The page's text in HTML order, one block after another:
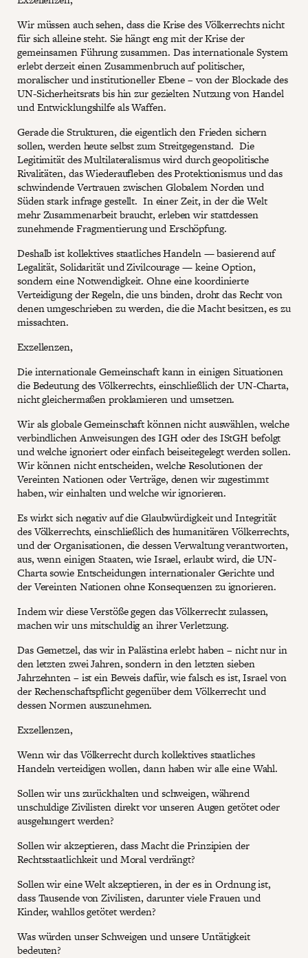
Wir müssen auch sehen, dass die Krise des Völkerrechts nicht
für sich alleine steht. Sie hängt eng mit der Krise der
gemeinsamen Führung zusammen. Das internationale System
erlebt derzeit einen Zusammenbruch auf politischer,
moralischer und institutioneller Ebene – von der Blockade des
UN-Sicherheitsrats bis hin zur gezielten Nutzung von Handel
und Entwicklungshilfe als Waffen.
Gerade die Strukturen, die eigentlich den Frieden sichern
sollen, werden heute selbst zum Streitgegenstand. Die
Legitimität des Multilateralismus wird durch geopolitische
Rivalitäten, das Wiederaufleben des Protektionismus und das
schwindende Vertrauen zwischen Globalem Norden und
Süden stark infrage gestellt. In einer Zeit, in der die Welt
mehr Zusammenarbeit braucht, erleben wir stattdessen
zunehmende Fragmentierung und Erschöpfung.
Deshalb ist kollektives staatliches Handeln — basierend auf
Legalität, Solidarität und Zivilcourage — keine Option,
sondern eine Notwendigkeit. Ohne eine koordinierte
Verteidigung der Regeln, die uns binden, droht das Recht von
denen umgeschrieben zu werden, die die Macht besitzen, es zu
missachten.
Exzellenzen,
Die internationale Gemeinschaft kann in einigen Situationen
die Bedeutung des Völkerrechts, einschließlich der UN-Charta,
nicht gleichermaßen proklamieren und umsetzen.
Wir als globale Gemeinschaft können nicht auswählen, welche
verbindlichen Anweisungen des IGH oder des IStGH befolgt
und welche ignoriert oder einfach beiseitegelegt werden sollen.
Wir können nicht entscheiden, welche Resolutionen der
Vereinten Nationen oder Verträge, denen wir zugestimmt
haben, wir einhalten und welche wir ignorieren.
Es wirkt sich negativ auf die Glaubwürdigkeit und Integrität
des Völkerrechts, einschließlich des humanitären Völkerrechts,
und der Organisationen, die dessen Verwaltung verantworten,
aus, wenn einigen Staaten, wie Israel, erlaubt wird, die UN-
Charta sowie Entscheidungen internationaler Gerichte und
der Vereinten Nationen ohne Konsequenzen zu ignorieren.
Indem wir diese Verstöße gegen das Völkerrecht zulassen,
machen wir uns mitschuldig an ihrer Verletzung.
Das Gemetzel, das wir in Palästina erlebt haben – nicht nur in
den letzten zwei Jahren, sondern in den letzten sieben
Jahrzehnten – ist ein Beweis dafür, wie falsch es ist, Israel von
der Rechenschaftspflicht gegenüber dem Völkerrecht und
dessen Normen auszunehmen.
Exzellenzen,
Wenn wir das Völkerrecht durch kollektives staatliches
Handeln verteidigen wollen, dann haben wir alle eine Wahl.
Sollen wir uns zurückhalten und schweigen, während
unschuldige Zivilisten direkt vor unseren Augen getötet oder
ausgehungert werden?
Sollen wir akzeptieren, dass Macht die Prinzipien der
Rechtsstaatlichkeit und Moral verdrängt?
Sollen wir eine Welt akzeptieren, in der es in Ordnung ist,
dass Tausende von Zivilisten, darunter viele Frauen und
Kinder, wahllos getötet werden?
Was würden unser Schweigen und unsere Untätigkeit
bedeuten?